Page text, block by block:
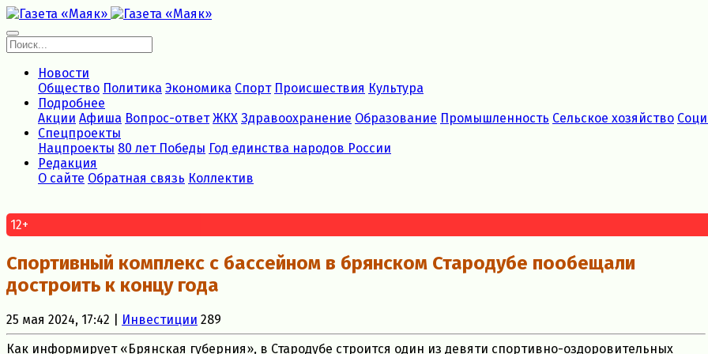
Новости
Общество Политика Экономика Спорт Происшествия Культура
Подробнее
Акции Афиша Вопрос-ответ ЖКХ Здравоохранение Образование Промышленность Сельское хозяйство
Спецпроекты
Нацпроекты 80 лет Победы Год единства народов России
Редакция
О сайте Обратная связь Коллектив
12+
Спортивный комплекс с бассейном в брянском Стародубе пообещали
достроить к концу года
25 мая 2024, 17:42 | Инвестиции 289
Как информирует «Брянская губерния», в Стародубе строится один из девяти спортивно-оздоровительных